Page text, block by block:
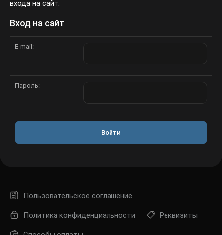
входа на сайт.
Вход на сайт
E-mail:
Пароль:
Войти
Пользовательское соглашение
Политика конфиденциальности Реквизиты